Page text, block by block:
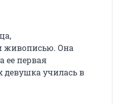
живописью. Она
ее первая
девушка училась в